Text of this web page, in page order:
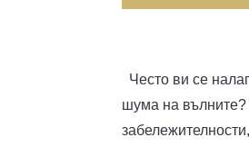
Често ви се
шума на вълните?